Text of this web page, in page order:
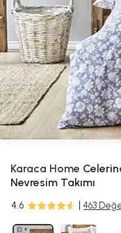
Karaca Home
Nevresim Takımı
4.6 463